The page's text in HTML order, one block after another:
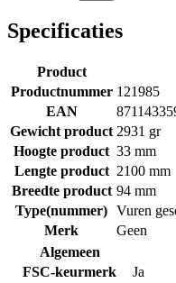
Specificaties
Product
Productnummer 121985
EAN
Gewicht product 2931 gr
Hoogte product 33 mm
Lengte product 2100 mm
Breedte product 94 mm
Type(nummer) Vuren
Merk
Geen
Algemeen
FSC-keurmerk
Ja